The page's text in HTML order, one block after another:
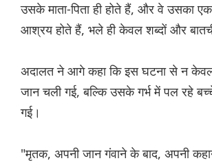
उसके माता-पिता ही होते हैं, और वे उसका
आश्रय होते हैं, भले ही केवल शब्दों और
अदालत ने आगे कहा कि इस घटना से न
जान चली गई, बल्कि उसके गर्भ में पल रहे
गई।
"मृतक, अपनी जान गंवाने के बाद, अपनी